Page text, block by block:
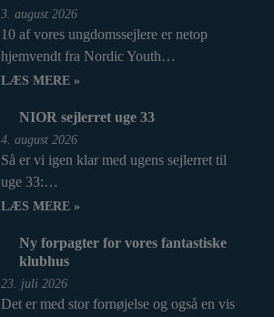
3. august 2026
10 af vores ungdomssejlere er netop
hjemvendt fra Nordic Youth…
LÆS MERE »
NIOR sejlerret uge 33
4. august 2026
Så er vi igen klar med ugens sejlerret til
uge 33:…
LÆS MERE »
Ny forpagter for vores fantastiske
klubhus
23. juli 2026
Det er med stor fornøjelse og også en vis